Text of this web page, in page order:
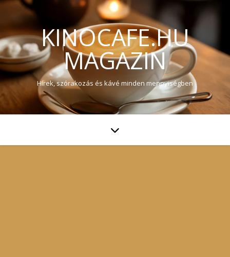
KINOCAFE.HU
MAGAZIN
Hírek, szórakozás és kávé minden mennyiségben